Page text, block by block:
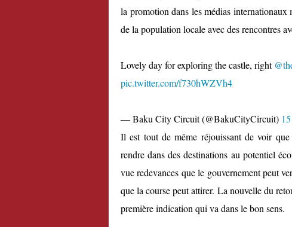
la promotion dans les médias
de la population locale avec des rencontres
Lovely day for exploring the castle, right
pic.twitter.com/f730hWZVh4
— Baku City Circuit (@BakuCityCircuit)
Il est tout de même réjouissant de voir
rendre dans des destinations au potentiel
vue redevances que le gouvernement peut
que la course peut attirer. La nouvelle du
première indication qui va dans le bon sens.